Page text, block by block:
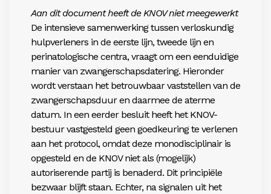
Aan dit document heeft de KNOV niet meegewerkt
De intensieve samenwerking tussen verloskundig
hulpverleners in de eerste lijn, tweede lijn en
perinatologische centra, vraagt om een eenduidige
manier van zwangerschapsdatering. Hieronder
wordt verstaan het betrouwbaar vaststellen van de
zwangerschapsduur en daarmee de aterme
datum. In een eerder besluit heeft het KNOV-
bestuur vastgesteld geen goedkeuring te verlenen
aan het protocol, omdat deze monodisciplinair is
opgesteld en de KNOV niet als (mogelijk)
autoriserende partij is benaderd. Dit principiële
bezwaar blijft staan. Echter, na signalen uit het